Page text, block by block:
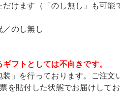
けます（「のし無し」も可能
／のし無し
フトとしては不向きです。
」を行っております。ご注文
貼付した状態でお届けしてお